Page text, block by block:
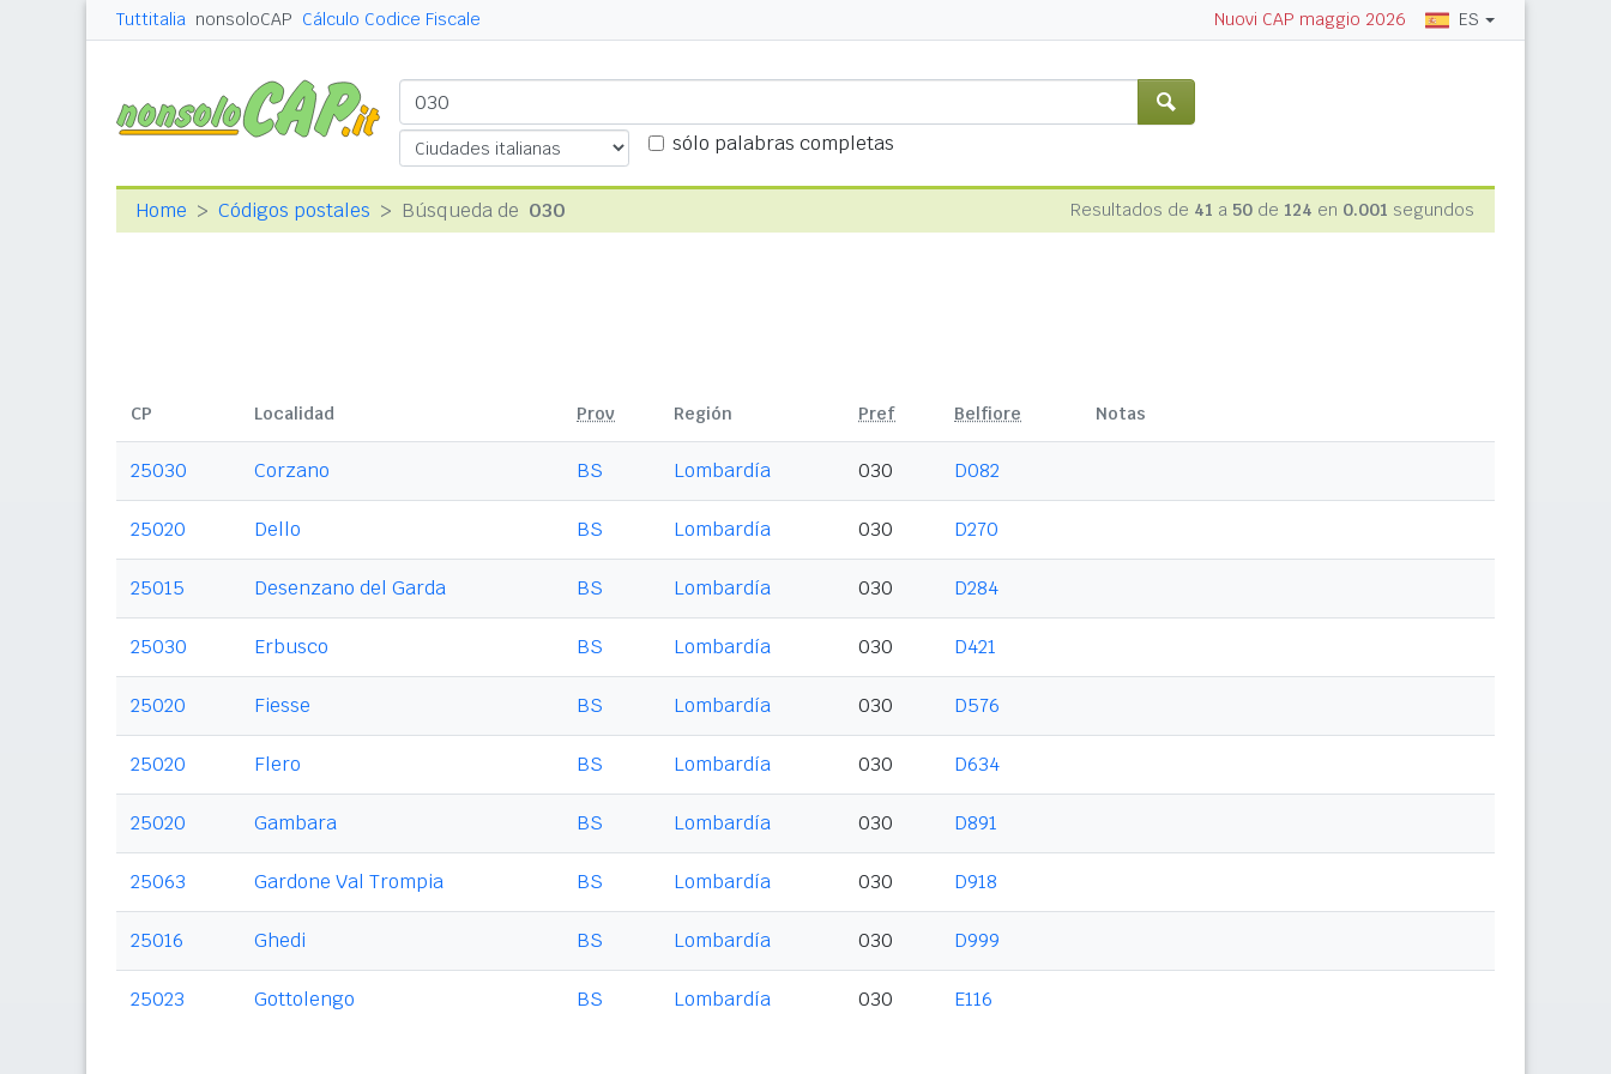
Tuttitalia nonsoloCAP Cálculo Codice Fiscale Nuovi CAP maggio 2026 ES
sólo palabras completas
Home Códigos postales Búsqueda de 030 Resultados de 41 a 50 de 124 en 0.001 segundos
CP Localidad Prov Región Pref Belfiore Notas
25030 Corzano BS Lombardía 030 D082
25020 Dello BS Lombardía 030 D270
25015 Desenzano del Garda BS Lombardía 030 D284
25030 Erbusco BS Lombardía 030 D421
25020 Fiesse BS Lombardía 030 D576
25020 Flero BS Lombardía 030 D634
25020 Gambara BS Lombardía 030 D891
25063 Gardone Val Trompia BS Lombardía 030 D918
25016 Ghedi BS Lombardía 030 D999
25023 Gottolengo BS Lombardía 030 E116